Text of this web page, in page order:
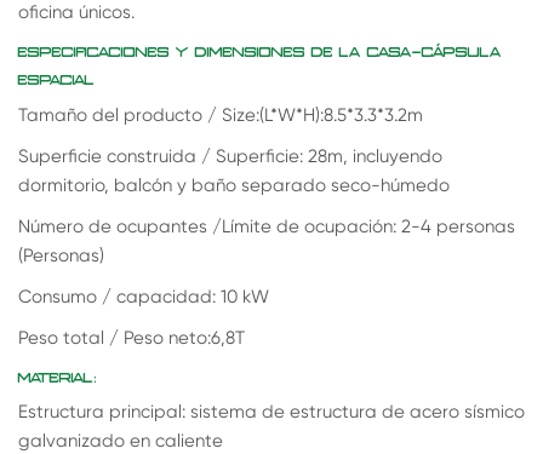
oficina únicos.
ESPECIFICACIONES Y DIMENSIONES DE LA CASA-CÁPSULA
ESPACIAL
Tamaño del producto / Size:(L*W*H):8.5*3.3*3.2m
Superficie construida / Superficie: 28m, incluyendo
dormitorio, balcón y baño separado seco-húmedo
Número de ocupantes /Límite de ocupación: 2-4 personas
(Personas)
Consumo / capacidad: 10 kW
Peso total / Peso neto:6,8T
MATERIAL:
Estructura principal: sistema de estructura de acero sísmico
galvanizado en caliente